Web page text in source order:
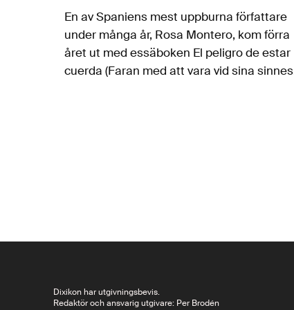
En av Spaniens mest uppburna författare
under många år, Rosa Montero, kom förra
året ut med essäboken El peligro de estar
cuerda (Faran med att vara vid sina sinnes
Dixikon har utgivningsbevis.
Redaktör och ansvarig utgivare: Per Brodén